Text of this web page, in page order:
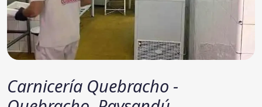
Carnicería Quebracho -